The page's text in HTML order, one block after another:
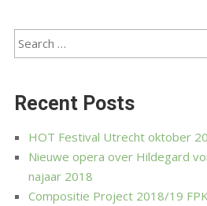
Recent Posts
HOT Festival Utrecht oktober
Nieuwe opera over Hildegard
najaar 2018
Compositie Project 2018/19